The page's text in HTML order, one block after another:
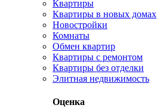
Квартиры
Квартиры в новых домах
Новостройки
Комнаты
Обмен квартир
Квартиры с ремонтом
Квартиры без отделки
Элитная недвижимость
Оценка